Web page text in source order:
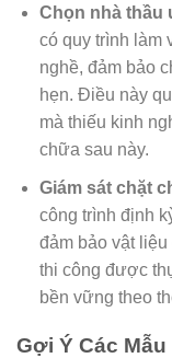
Chọn nhà thầu
có quy trình làm
nghề, đảm bảo
hẹn. Điều này
mà thiếu kinh
chữa sau này.
Giám sát chặt
công trình định
đảm bảo vật
thi công được
bền vững theo
Gợi Ý Các